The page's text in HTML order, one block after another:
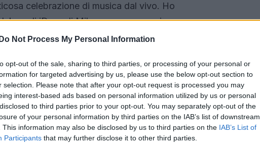
Do Not Process My Personal Information
opt-out of the sale, sharing to third parties, or processing of your personal or
for targeted advertising by us, please use the below opt-out section to
selection. Please note that after your opt-out request is processed you may
interest-based ads based on personal information utilized by us or personal
to third parties prior to your opt-out. You may separately opt-out of the
of your personal information by third parties on the IAB’s list of downstream
This information may also be disclosed by us to third parties on the IAB’s List of
Participants that may further disclose it to other third parties.
celebrazione di musica dal vivo. Ho
agli iDays di Milano, per proseguire a
Milano per Dua Lipa ed Elodie. Una
collettiva, dove la musica diventa
persone di ogni età e provenienza.